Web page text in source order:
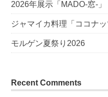
2026年展示「MADO-窓-」
ジャマイカ料理「ココナ
モルゲン夏祭り2026
Recent Comments